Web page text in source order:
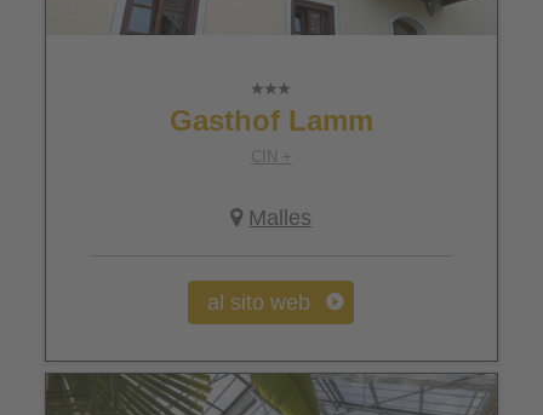
Gasthof Lamm
CIN +
Malles
al sito web